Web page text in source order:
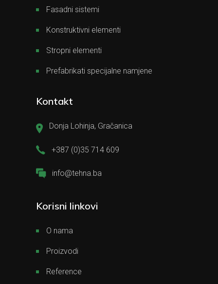
Fasadni sistemi
Konstruktivni elementi
Stropni elementi
Prefabrikati specijalne namjene
Kontakt
Donja Lohinja, Gračanica
+387 (0)35 714 609
info@tehna.ba
Korisni linkovi
O nama
Proizvodi
Reference